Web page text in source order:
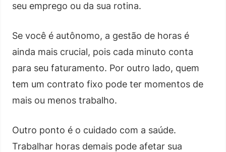
seu emprego ou da sua rotina.
Se você é autônomo, a gestão de horas é
ainda mais crucial, pois cada minuto conta
para seu faturamento. Por outro lado, quem
tem um contrato fixo pode ter momentos de
mais ou menos trabalho.
Outro ponto é o cuidado com a saúde.
Trabalhar horas demais pode afetar sua